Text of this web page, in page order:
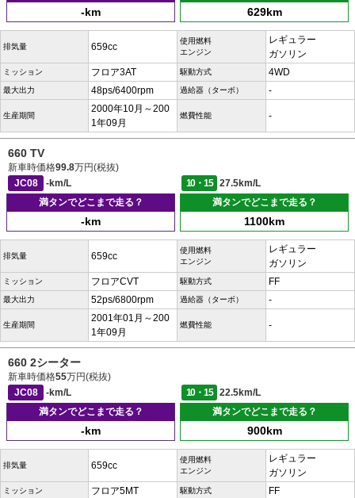
-km 629km
排気量 659cc
使用燃料
エンジン
レギュラー
ガソリン
ミッション フロア3AT 駆動方式 4WD
最大出力 48ps/6400rpm 過給器（ターボ） -
生産期間
2000年10月～200
1年09月
燃費性能 -
660 TV
新車時価格99.8万円(税抜)
JC08
-km/L 10・15
27.5km/L
満タンでどこまで走る？
-km
満タンでどこまで走る？
1100km
排気量 659cc
使用燃料
エンジン
レギュラー
ガソリン
ミッション フロアCVT 駆動方式 FF
最大出力 52ps/6800rpm 過給器（ターボ） -
生産期間
2001年01月～200
1年09月
燃費性能 -
660 2シーター
新車時価格55万円(税抜)
JC08
-km/L 10・15
22.5km/L
満タンでどこまで走る？
-km
満タンでどこまで走る？
900km
排気量 659cc
使用燃料
エンジン
レギュラー
ガソリン
ミッション フロア5MT 駆動方式 FF